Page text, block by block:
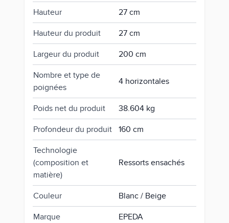
Hauteur 27 cm
Hauteur du produit 27 cm
Largeur du produit 200 cm
Nombre et type de
poignées
4 horizontales
Poids net du produit 38.604 kg
Profondeur du produit 160 cm
Technologie
(composition et
matière)
Ressorts ensachés
Couleur Blanc / Beige
Marque EPEDA